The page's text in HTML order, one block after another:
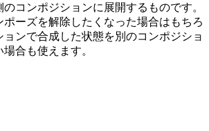
コンポジションに展開するものです。
ーズを解除したくなった場合はもちろ
ョンで合成した状態を別のコンポジショ
合も使えます。